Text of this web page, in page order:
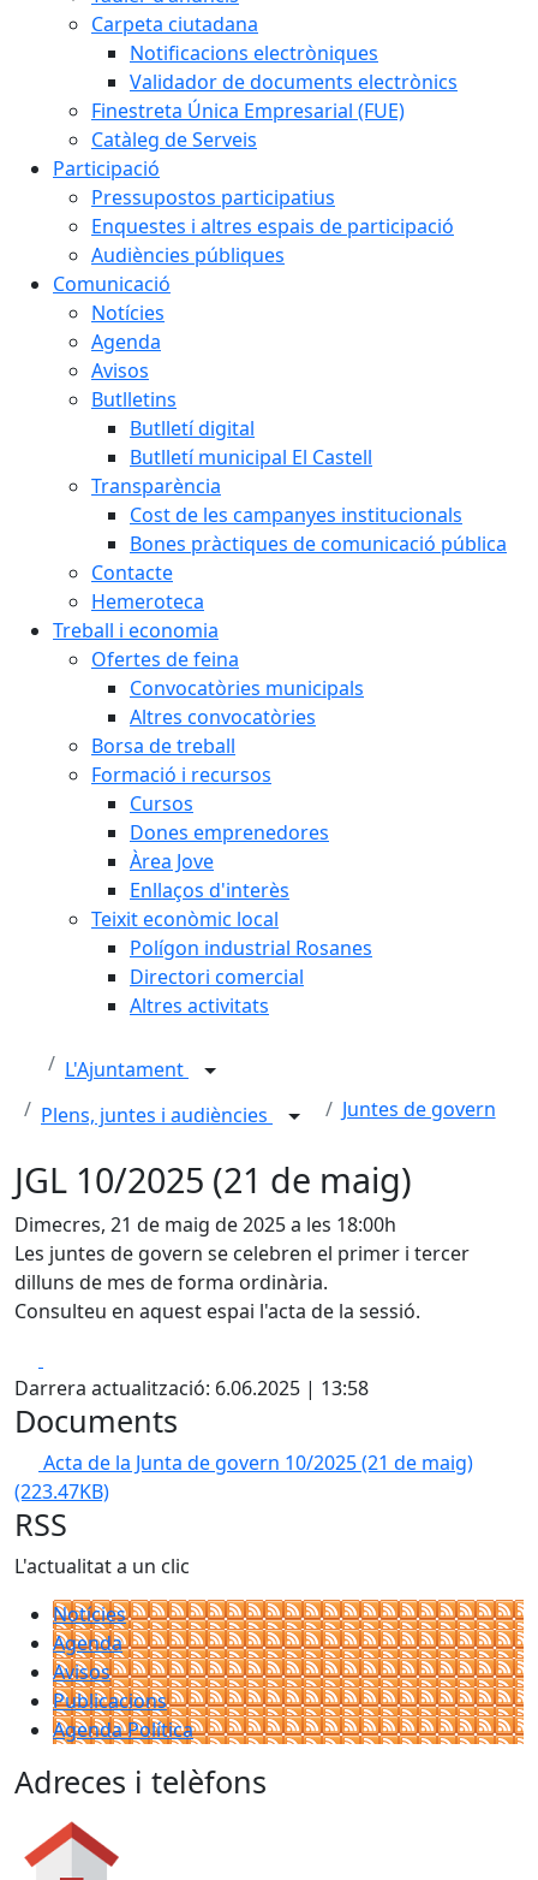
Carpeta ciutadana
Notificacions electròniques
Validador de documents electrònics
Finestreta Única Empresarial (FUE)
Catàleg de Serveis
Participació
Pressupostos participatius
Enquestes i altres espais de participació
Audiències públiques
Comunicació
Notícies
Agenda
Avisos
Butlletins
Butlletí digital
Butlletí municipal El Castell
Transparència
Cost de les campanyes institucionals
Bones pràctiques de comunicació pública
Contacte
Hemeroteca
Treball i economia
Ofertes de feina
Convocatòries municipals
Altres convocatòries
Borsa de treball
Formació i recursos
Cursos
Dones emprenedores
Àrea Jove
Enllaços d'interès
Teixit econòmic local
Polígon industrial Rosanes
Directori comercial
Altres activitats
L'Ajuntament
Plens, juntes i audiències
Juntes de govern
JGL 10/2025 (21 de maig)
Dimecres, 21 de maig de 2025 a les 18:00h
Les juntes de govern se celebren el primer i tercer
dilluns de mes de forma ordinària.
Consulteu en aquest espai l'acta de la sessió.
Darrera actualització: 6.06.2025 | 13:58
Documents
Acta de la Junta de govern 10/2025 (21 de maig)
(223.47KB)
RSS
L'actualitat a un clic
Notícies
Agenda
Avisos
Publicacions
Agenda Política
Adreces i telèfons